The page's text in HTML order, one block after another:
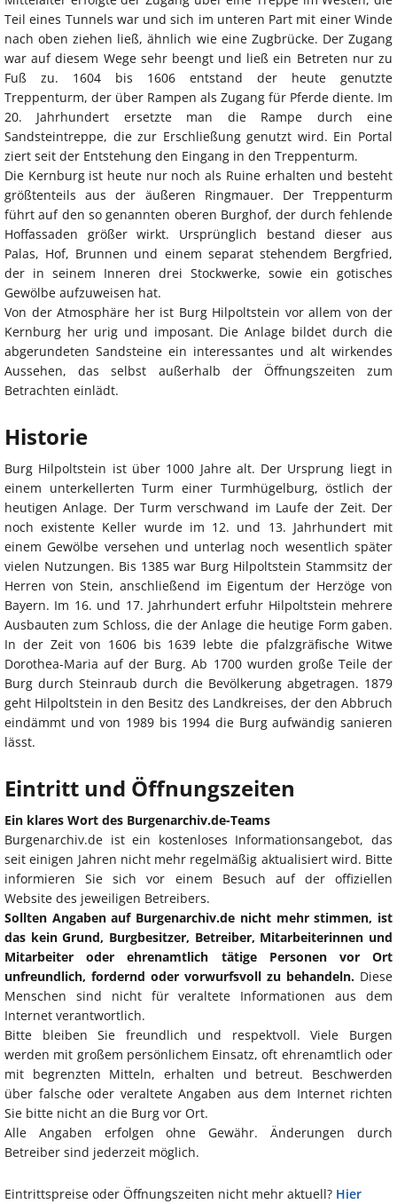
Teil eines Tunnels war und sich im unteren Part mit einer Winde
nach oben ziehen ließ, ähnlich wie eine Zugbrücke. Der Zugang
war auf diesem Wege sehr beengt und ließ ein Betreten nur zu
Fuß zu. 1604 bis 1606 entstand der heute genutzte
Treppenturm, der über Rampen als Zugang für Pferde diente. Im
20. Jahrhundert ersetzte man die Rampe durch eine
Sandsteintreppe, die zur Erschließung genutzt wird. Ein Portal
ziert seit der Entstehung den Eingang in den Treppenturm.
Die Kernburg ist heute nur noch als Ruine erhalten und besteht
größtenteils aus der äußeren Ringmauer. Der Treppenturm
führt auf den so genannten oberen Burghof, der durch fehlende
Hoffassaden größer wirkt. Ursprünglich bestand dieser aus
Palas, Hof, Brunnen und einem separat stehendem Bergfried,
der in seinem Inneren drei Stockwerke, sowie ein gotisches
Gewölbe aufzuweisen hat.
Von der Atmosphäre her ist Burg Hilpoltstein vor allem von der
Kernburg her urig und imposant. Die Anlage bildet durch die
abgerundeten Sandsteine ein interessantes und alt wirkendes
Aussehen, das selbst außerhalb der Öffnungszeiten zum
Betrachten einlädt.
Historie
Burg Hilpoltstein ist über 1000 Jahre alt. Der Ursprung liegt in
einem unterkellerten Turm einer Turmhügelburg, östlich der
heutigen Anlage. Der Turm verschwand im Laufe der Zeit. Der
noch existente Keller wurde im 12. und 13. Jahrhundert mit
einem Gewölbe versehen und unterlag noch wesentlich später
vielen Nutzungen. Bis 1385 war Burg Hilpoltstein Stammsitz der
Herren von Stein, anschließend im Eigentum der Herzöge von
Bayern. Im 16. und 17. Jahrhundert erfuhr Hilpoltstein mehrere
Ausbauten zum Schloss, die der Anlage die heutige Form gaben.
In der Zeit von 1606 bis 1639 lebte die pfalzgräfische Witwe
Dorothea-Maria auf der Burg. Ab 1700 wurden große Teile der
Burg durch Steinraub durch die Bevölkerung abgetragen. 1879
geht Hilpoltstein in den Besitz des Landkreises, der den Abbruch
eindämmt und von 1989 bis 1994 die Burg aufwändig sanieren
lässt.
Eintritt und Öffnungszeiten
Ein klares Wort des Burgenarchiv.de-Teams
Burgenarchiv.de ist ein kostenloses Informationsangebot, das
seit einigen Jahren nicht mehr regelmäßig aktualisiert wird. Bitte
informieren Sie sich vor einem Besuch auf der offiziellen
Website des jeweiligen Betreibers.
Sollten Angaben auf Burgenarchiv.de nicht mehr stimmen, ist
das kein Grund, Burgbesitzer, Betreiber, Mitarbeiterinnen und
Mitarbeiter oder ehrenamtlich tätige Personen vor Ort
unfreundlich, fordernd oder vorwurfsvoll zu behandeln. Diese
Menschen sind nicht für veraltete Informationen aus dem
Internet verantwortlich.
Bitte bleiben Sie freundlich und respektvoll. Viele Burgen
werden mit großem persönlichem Einsatz, oft ehrenamtlich oder
mit begrenzten Mitteln, erhalten und betreut. Beschwerden
über falsche oder veraltete Angaben aus dem Internet richten
Sie bitte nicht an die Burg vor Ort.
Alle Angaben erfolgen ohne Gewähr. Änderungen durch
Betreiber sind jederzeit möglich.
Eintrittspreise oder Öffnungszeiten nicht mehr aktuell? Hier